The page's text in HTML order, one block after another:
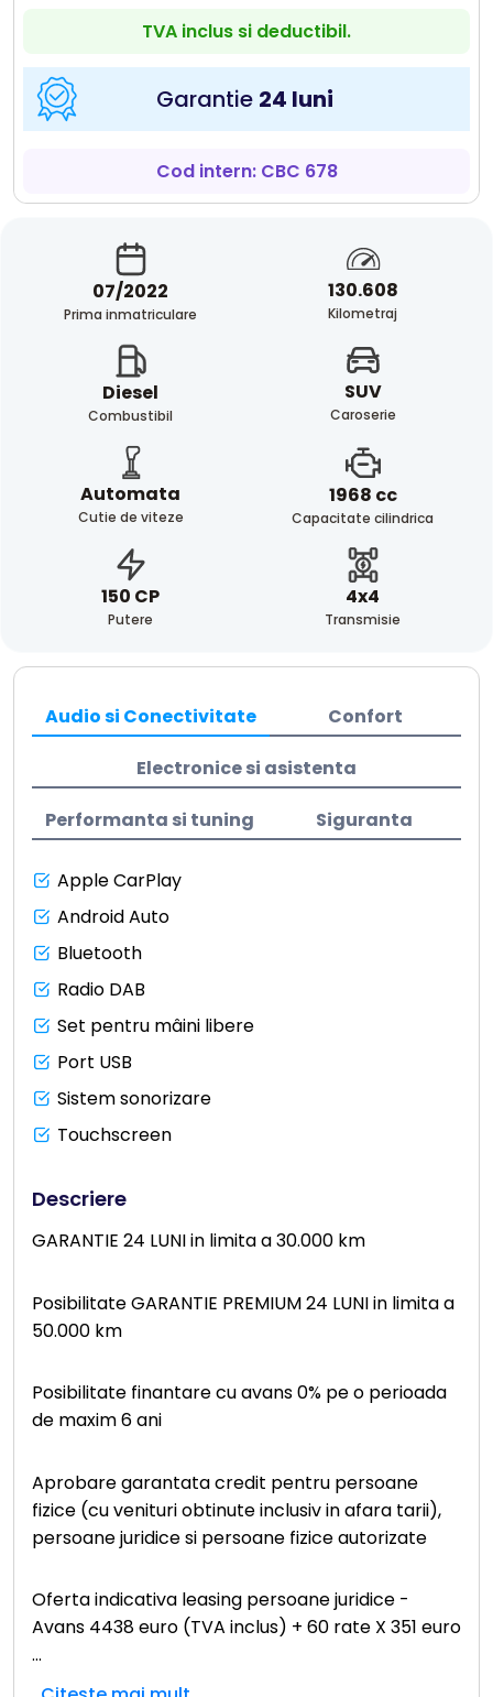
TVA inclus si deductibil.
Garantie 24 luni
Cod intern: CBC 678
07/2022
Prima inmatriculare
130.608
Kilometraj
Diesel
Combustibil
SUV
Caroserie
Automata
Cutie de viteze
1968 cc
Capacitate cilindrica
150 CP
Putere
4x4
Transmisie
Audio si Conectivitate Confort
Electronice si asistenta
Performanta si tuning Siguranta
Apple CarPlay
Android Auto
Bluetooth
Radio DAB
Set pentru mâini libere
Port USB
Sistem sonorizare
Touchscreen
Descriere
GARANTIE 24 LUNI in limita a 30.000 km
Posibilitate GARANTIE PREMIUM 24 LUNI in limita a
50.000 km
Posibilitate finantare cu avans 0% pe o perioada
de maxim 6 ani
Aprobare garantata credit pentru persoane
fizice (cu venituri obtinute inclusiv in afara tarii),
persoane juridice si persoane fizice autorizate
Oferta indicativa leasing persoane juridice -
Avans 4438 euro (TVA inclus) + 60 rate X 351 euro
...